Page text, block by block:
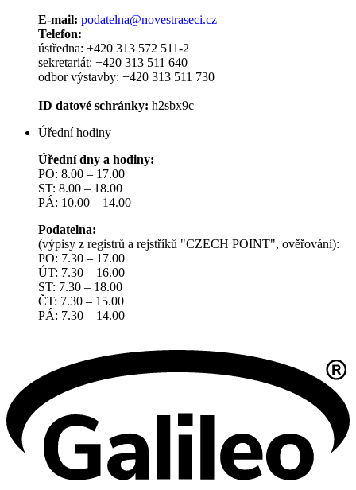
E-mail: podatelna@novestraseci.cz
Telefon:
ústředna: +420 313 572 511-2
sekretariát: +420 313 511 640
odbor výstavby: +420 313 511 730
ID datové schránky: h2sbx9c
Úřední hodiny
Úřední dny a hodiny:
PO: 8.00 – 17.00
ST: 8.00 – 18.00
PÁ: 10.00 – 14.00
Podatelna:
(výpisy z registrů a rejstříků "CZECH POINT", ověřování):
PO: 7.30 – 17.00
ÚT: 7.30 – 16.00
ST: 7.30 – 18.00
ČT: 7.30 – 15.00
PÁ: 7.30 – 14.00